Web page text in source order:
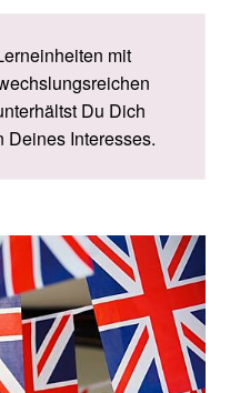
mit
Du Dich
Interesses.